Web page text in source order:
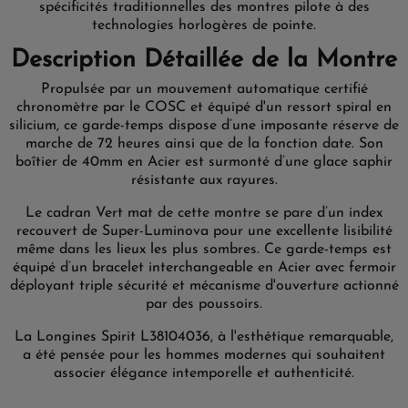
spécificités traditionnelles des montres pilote à des
technologies horlogères de pointe.
Description Détaillée de la Montre
Propulsée par un mouvement automatique certifié
chronomètre par le COSC et équipé d'un ressort spiral en
silicium, ce garde-temps dispose d’une imposante réserve de
marche de 72 heures ainsi que de la fonction date. Son
boîtier de 40mm en Acier est surmonté d’une glace saphir
résistante aux rayures.
Le cadran Vert mat de cette montre se pare d’un index
recouvert de Super-Luminova pour une excellente lisibilité
même dans les lieux les plus sombres. Ce garde-temps est
équipé d’un bracelet interchangeable en Acier avec fermoir
déployant triple sécurité et mécanisme d'ouverture actionné
par des poussoirs.
La Longines Spirit L38104036, à l'esthétique remarquable,
a été pensée pour les hommes modernes qui souhaitent
associer élégance intemporelle et authenticité.